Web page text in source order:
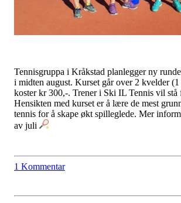
Tennisgruppa i Kråkstad planlegger ny
i midten august. Kurset går over 2 kvelder
koster kr 300,-. Trener i Ski IL Tennis vil
Hensikten med kurset er å lære de mest
tennis for å skape økt spilleglede. Mer
av juli
1 Kommentar